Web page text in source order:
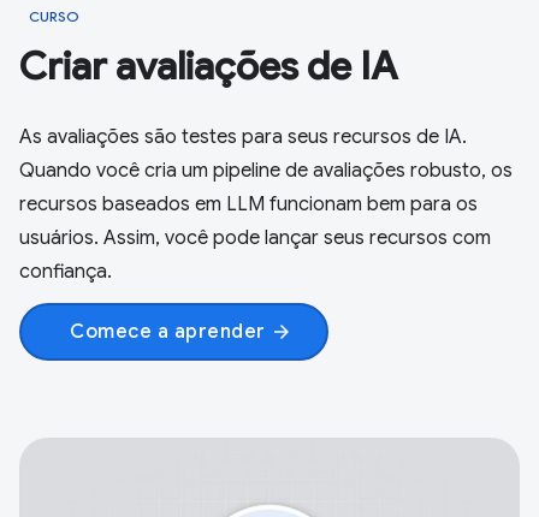
CURSO
Criar avaliações de IA
As avaliações são testes para seus recursos de IA.
Quando você cria um pipeline de avaliações robusto, os
recursos baseados em LLM funcionam bem para os
usuários. Assim, você pode lançar seus recursos com
confiança.
Comece a aprender arrow_forward